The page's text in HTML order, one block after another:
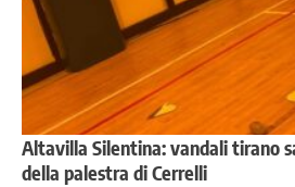
Altavilla Silentina: vandali tirano
della palestra di Cerrelli